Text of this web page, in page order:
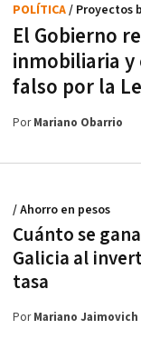
El Gobierno
inmobiliaria y
falso por la
POLÍTICA/ Proyectos
PorMariano Obarrio
Cuánto se
Galicia al
tasa
/ Ahorro en pesos
PorMariano Jaimovich